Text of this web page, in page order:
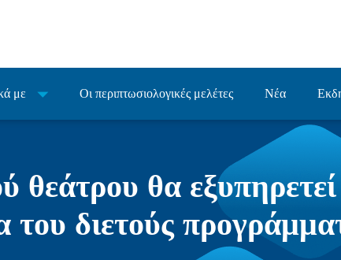
με Οι περιπτωσιολογικές μελέτες Νέα
θεάτρου θα
του διετούς